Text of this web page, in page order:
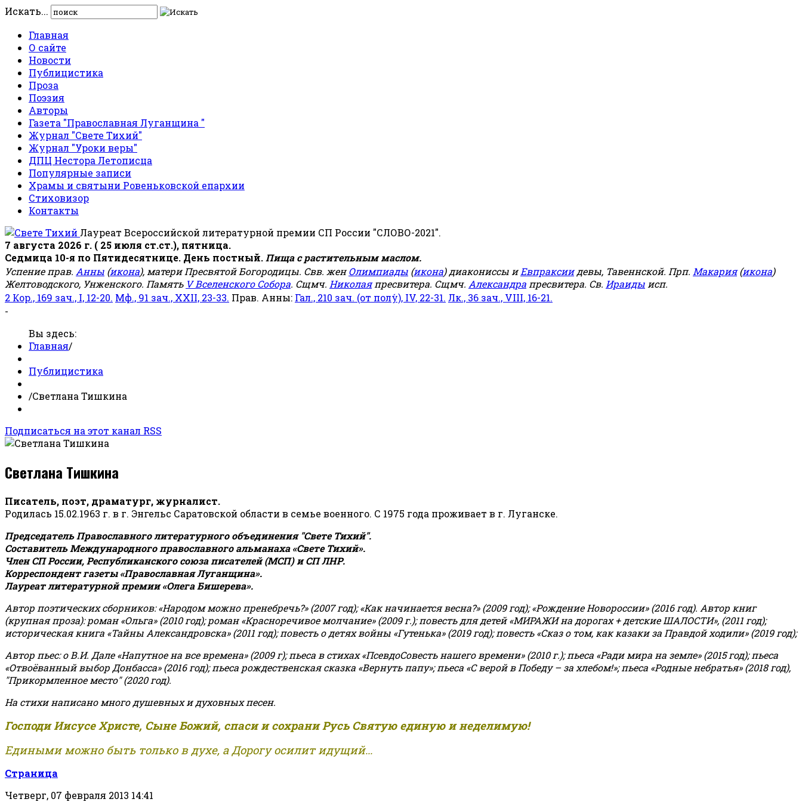
Искать...
Главная
О сайте
Новости
Публицистика
Проза
Поэзия
Авторы
Газета "Православная Луганщина "
Журнал "Свете Тихий"
Журнал "Уроки веры"
ДПЦ Нестора Летописца
Популярные записи
Храмы и святыни Ровеньковской епархии
Стиховизор
Контакты
Лауреат Всероссийской литературной премии СП России "СЛОВО-2021".
7 августа 2026 г. ( 25 июля ст.ст.), пятница.
Седмица 10-я по Пятидесятнице. День постный. Пища с растительным маслом.
Успение прав. Анны (икона), матери Пресвятой Богородицы. Свв. женОлимпиады (икона) диакониссы иЕвпраксиидевы, Тавеннской. Прп. Макария(икона)
Желтоводского, Унженского. Память V Вселенского Собора. Сщмч. Николаяпресвитера. Сщмч. Александра пресвитера. Св. Ираиды исп.
2 Кор., 169 зач., I, 12-20. Мф., 91 зач., XXII, 23-33. Прав. Анны: Гал., 210 зач. (от полу́), IV, 22-31. Лк., 36 зач., VIII, 16-21.
-
Вы здесь:
Главная/
Публицистика
/Светлана Тишкина
Подписаться на этот канал RSS
Светлана Тишкина
Писатель, поэт, драматург, журналист.
Родилась 15.02.1963 г. в г. Энгельс Саратовской области в семье военного. С 1975 года проживает в г. Луганске.
Председатель Православного литературного объединения "Свете Тихий".
Составитель Международного православного альманаха «Свете Тихий».
Член СП России, Республиканского союза писателей (МСП) и СП ЛНР.
Корреспондент газеты «Православная Луганщина».
Лауреат литературной премии «Олега Бишерева».
Автор поэтических сборников: «Народом можно пренебречь?» (2007 год); «Как начинается весна?» (2009 год); «Рождение Новороссии» (2016 год). Автор книг
(крупная проза): роман «Ольга» (2010 год); роман «Красноречивое молчание» (2009 г.); повесть для детей «МИРАЖИ на дорогах + детские ШАЛОСТИ», (2011 год);
историческая книга «Тайны Александровска» (2011 год); повесть о детях войны «Гутенька» (2019 год); повесть «Сказ о том, как казаки за Правдой ходили» (2019 год);
Автор пьес: о В.И. Дале «Напутное на все времена» (2009 г); пьеса в стихах «ПсевдоСовесть нашего времени» (2010 г.); пьеса «Ради мира на земле» (2015 год); пьеса
«Отвоёванный выбор Донбасса» (2016 год); пьеса рождественская сказка «Вернуть папу»; пьеса «С верой в Победу – за хлебом!»;пьеса «Родные небратья» (2018 год),
"Прикормленное место" (2020 год).
На стихи написано много душевных и духовных песен.
Господи Иисусе Христе, Сыне Божий, спаси и сохрани Русь Святую единую и неделимую!
Едиными можно быть только в духе, а Дорогу осилит идущий...
Страница
Четверг, 07 февраля 2013 14:41